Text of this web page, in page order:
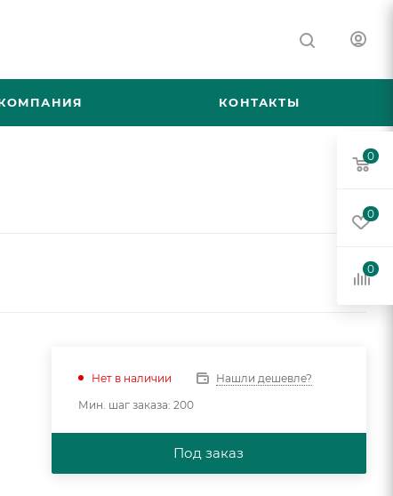
КОНТАКТЫ
Нет в наличии
Нашли дешевле?
Мин. шаг заказа: 200
Под заказ
0
0
0